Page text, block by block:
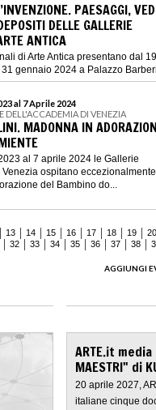
PAESAGGI,
DELLE GALLERIE
ANTICA
di Arte Antica presentano dal 19
gennaio 2024 a Palazzo
al 7 Aprile 2024
DELL'ACCADEMIA DI VENEZIA
MADONNA IN
al 7 aprile 2024 le Gallerie
ospitano eccezionalmente
del Bambino do...
13 14 15 16 17 18 19
20
32 33 34 35 36 37 38
AGGIUNGI
ARTE.it
MAESTRI" di
20 aprile 2027,
italiane cinque